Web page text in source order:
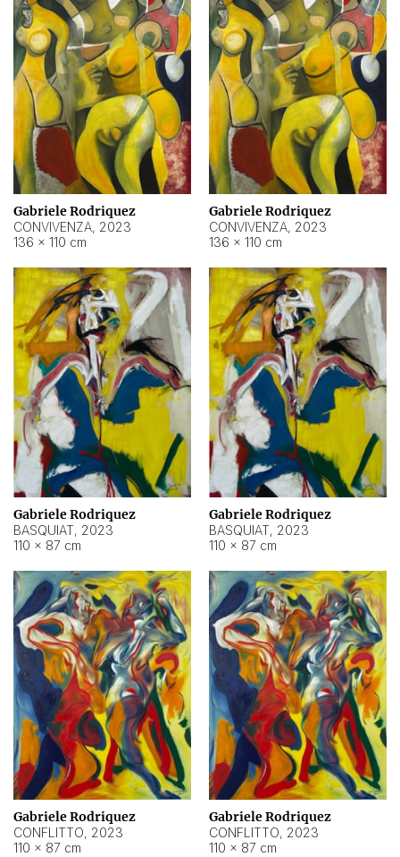
Gabriele Rodriquez
CONVIVENZA, 2023
136 × 110 cm
Gabriele Rodriquez
CONVIVENZA, 2023
136 × 110 cm
Gabriele Rodriquez
BASQUIAT, 2023
110 × 87 cm
Gabriele Rodriquez
BASQUIAT, 2023
110 × 87 cm
Gabriele Rodriquez
CONFLITTO, 2023
110 × 87 cm
Gabriele Rodriquez
CONFLITTO, 2023
110 × 87 cm